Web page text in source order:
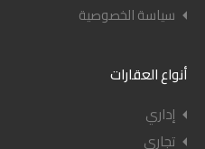
سياسة الخصوصية
أنواع العقارات
إداري
تجاري